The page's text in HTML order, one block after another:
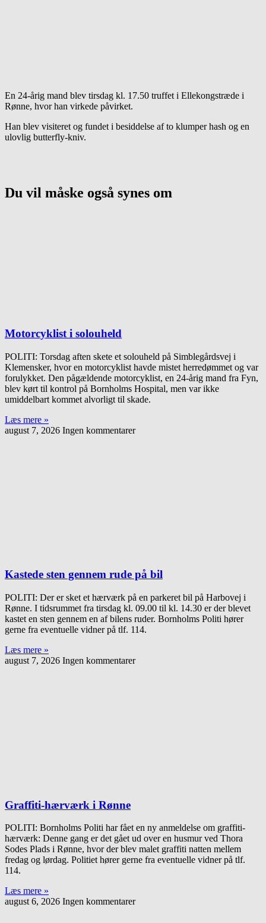
En 24-årig mand blev tirsdag kl. 17.50 truffet i Ellekongstræde i
Rønne, hvor han virkede påvirket.
Han blev visiteret og fundet i besiddelse af to klumper hash og en
ulovlig butterfly-kniv.
Du vil måske også synes om
Motorcyklist i solouheld
POLITI: Torsdag aften skete et solouheld på Simblegårdsvej i
Klemensker, hvor en motorcyklist havde mistet herredømmet og var
forulykket. Den pågældende motorcyklist, en 24-årig mand fra Fyn,
blev kørt til kontrol på Bornholms Hospital, men var ikke
umiddelbart kommet alvorligt til skade.
Læs mere »
august 7, 2026 Ingen kommentarer
Kastede sten gennem rude på bil
POLITI: Der er sket et hærværk på en parkeret bil på Harbovej i
Rønne. I tidsrummet fra tirsdag kl. 09.00 til kl. 14.30 er der blevet
kastet en sten gennem en af bilens ruder. Bornholms Politi hører
gerne fra eventuelle vidner på tlf. 114.
Læs mere »
august 7, 2026 Ingen kommentarer
Graffiti-hærværk i Rønne
POLITI: Bornholms Politi har fået en ny anmeldelse om graffiti-
hærværk: Denne gang er det gået ud over en husmur ved Thora
Sodes Plads i Rønne, hvor der blev malet graffiti natten mellem
fredag og lørdag. Politiet hører gerne fra eventuelle vidner på tlf.
114.
Læs mere »
august 6, 2026 Ingen kommentarer